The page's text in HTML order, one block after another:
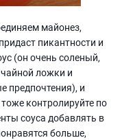
майонез,
пикантности и
(он очень соленый,
ложки и
предпочтения), и
контролируйте по
соуса добавлять в
больше,